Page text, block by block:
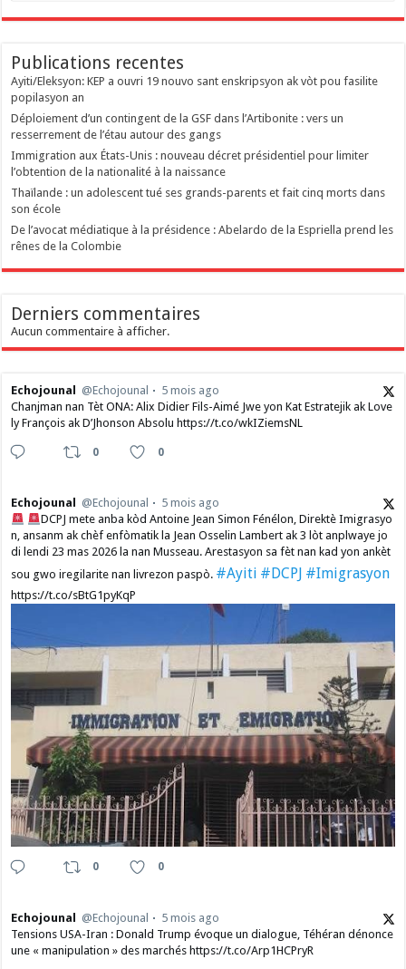
Publications recentes
‎Ayiti/Eleksyon: KEP a ouvri 19 nouvo sant enskripsyon ak vòt pou fasilite
popilasyon an
Déploiement d’un contingent de la GSF dans l’Artibonite : vers un
resserrement de l’étau autour des gangs
Immigration aux États-Unis : nouveau décret présidentiel pour limiter
l’obtention de la nationalité à la naissance
Thaïlande : un adolescent tué ses grands-parents et fait cinq morts dans
son école
De l’avocat médiatique à la présidence : Abelardo de la Espriella prend les
rênes de la Colombie
Derniers commentaires
Aucun commentaire à afficher.
Echojounal @Echojounal
5 mois ago
Chanjman nan Tèt ONA: Alix Didier Fils-Aimé Jwe yon Kat Estratejik ak Love
ly François ak D’Jhonson Absolu https://t.co/wkIZiemsNL
0 0
Echojounal @Echojounal
5 mois ago
DCPJ mete anba kòd Antoine Jean Simon Fénélon, Direktè Imigrasyo
n, ansanm ak chèf enfòmatik la Jean Osselin Lambert ak 3 lòt anplwaye jo
di lendi 23 mas 2026 la nan Musseau. Arestasyon sa fèt nan kad yon ankèt
sou gwo iregilarite nan livrezon paspò. #Ayiti #DCPJ #Imigrasyon
https://t.co/sBtG1pyKqP
0 0
Echojounal @Echojounal
5 mois ago
Tensions USA-Iran : Donald Trump évoque un dialogue, Téhéran dénonce
une « manipulation » des marchés https://t.co/Arp1HCPryR